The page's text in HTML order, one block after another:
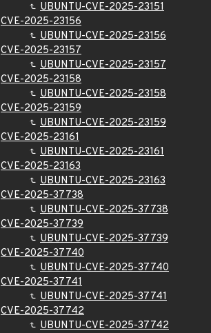
UBUNTU-CVE-2025-23151
CVE-2025-23156
UBUNTU-CVE-2025-23156
CVE-2025-23157
UBUNTU-CVE-2025-23157
CVE-2025-23158
UBUNTU-CVE-2025-23158
CVE-2025-23159
UBUNTU-CVE-2025-23159
CVE-2025-23161
UBUNTU-CVE-2025-23161
CVE-2025-23163
UBUNTU-CVE-2025-23163
CVE-2025-37738
UBUNTU-CVE-2025-37738
CVE-2025-37739
UBUNTU-CVE-2025-37739
CVE-2025-37740
UBUNTU-CVE-2025-37740
CVE-2025-37741
UBUNTU-CVE-2025-37741
CVE-2025-37742
UBUNTU-CVE-2025-37742